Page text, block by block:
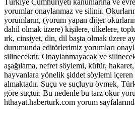
Türkiye Cumhuriyeti kanunlarına ve
yorumlar onaylanmaz ve silinir.
yorumların, (yorum yapan diğer
dahil olmak üzere) kişilere, ülkelere,
ırk, cinsiyet, din, dil başta olmak üzere
durumunda editörlerimiz yorumları
silinecektir. Onaylanmayacak ve
aşağılama, nefret söylemi, küfür,
hayvanlara yönelik şiddet söylemi
almaktadır. Suçu ve suçluyu övmek,
göre suçtur. Bu nedenle bu tarz okur
hthayat.haberturk.com yorum